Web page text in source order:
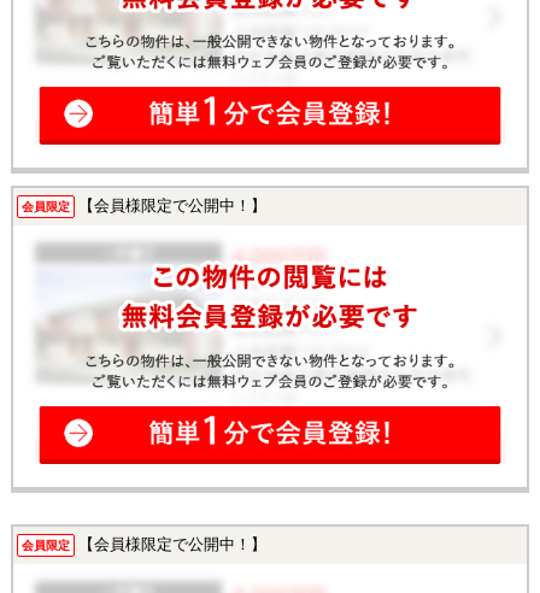
会員限定 【会員様限定で公開中！】
会員限定 【会員様限定で公開中！】